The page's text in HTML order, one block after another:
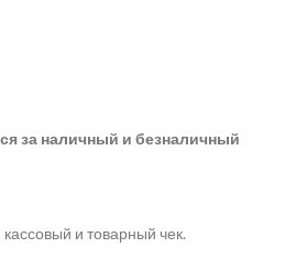
за наличный и безналичный
кассовый и товарный чек.